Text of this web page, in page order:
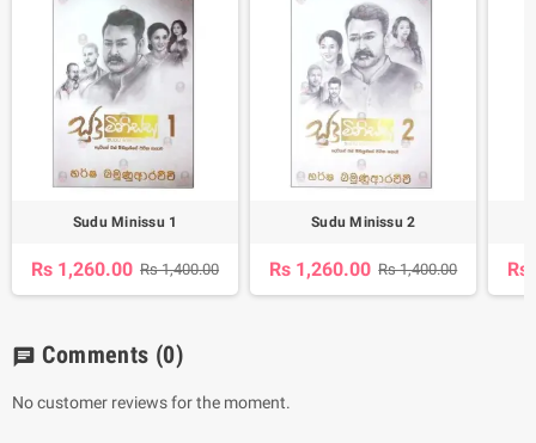
Sudu Minissu 1
Rs 1,260.00 Rs 1,400.00
Sudu Minissu 2
Rs 1,260.00 Rs 1,400.00 Rs
chat Comments (0)
No customer reviews for the moment.